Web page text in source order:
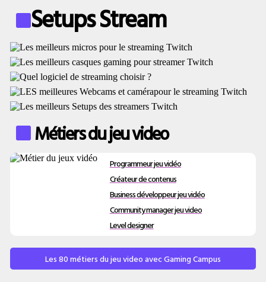
Setups Stream
Métiers du jeu video
Programmeur jeu vidéo
Créateur de contenus
Business développeur jeu vidéo
Community manager jeu video
Level designer
Les 80 métiers du jeu video avec Gaming Campus